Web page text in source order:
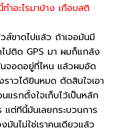
อะไรมาบ้าง เกือบสติ
ขาดไปแล้ว ถ้าเจอมันมี
ไปติด GPS มา ผมก็แกล้ง
นจอดอยู่ที่ไหน แล้วผมอัด
าวได้ยินหมด ตัดสินใจเอา
แรกตั้งใจเก็บไว้เป็นหลัก
แต่ทีนี้มันเลยกระบวนการ
นไม่ใช่เราคนเดียวแล้ว